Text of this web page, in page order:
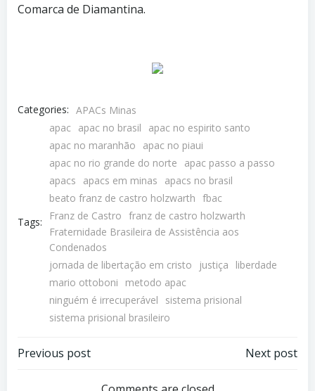
Comarca de Diamantina.
Categories: APACs Minas
Tags:
apac apac no brasil
apac no espirito santo
apac no maranhão
apac no piaui
apac no rio grande do norte
apac passo a passo
apacs
apacs em minas
apacs no brasil
beato franz de castro holzwarth fbac
Franz de Castro franz de castro holzwarth
Fraternidade Brasileira de Assistência aos
Condenados
jornada de libertação em cristo
justiça
liberdade
mario ottoboni
metodo apac
ninguém é irrecuperável
sistema prisional
sistema prisional brasileiro
Previous post Next post